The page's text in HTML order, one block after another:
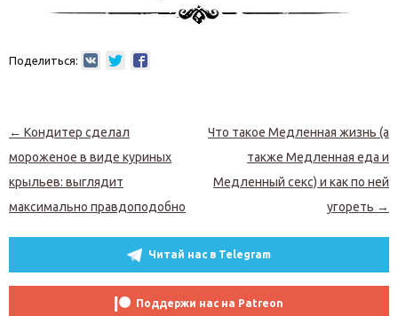
Поделиться:
Навигация по записям
← Кондитер сделал
мороженое в виде куриных
крыльев: выглядит
максимально правдоподобно
Что такое Медленная жизнь (а
также Медленная еда и
Медленный секс) и как по ней
угореть →
Читай нас в Telegram
Поддержи нас на Patreon